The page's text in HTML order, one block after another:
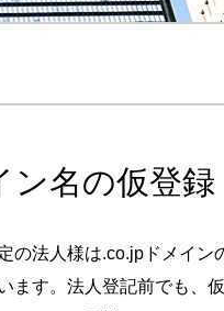
ン名の仮登録
の法人様は.co.jpドメイン
ます。法人登記前でも、仮